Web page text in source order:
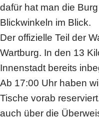
dafür hat man die
Blickwinkeln im Blick.
Der offizielle Teil der
Wartburg. In den 13
Innenstadt bereits
Ab 17:00 Uhr haben
Tische vorab
auch über die